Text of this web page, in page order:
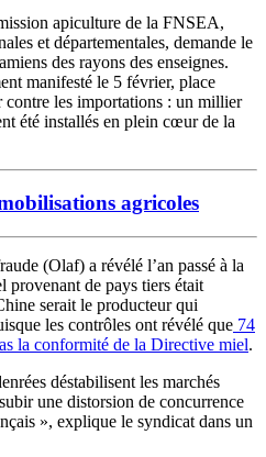
apiculture de la FNSEA,
et départementales, demande le
des rayons des enseignes.
manifesté le 5 février, place
les importations : un millier
été installés en plein cœur de la
agricoles
(Olaf) a révélé l’an passé à la
provenant de pays tiers était
serait le producteur qui
les contrôles ont révélé que 74
la conformité de la Directive miel.
déstabilisent les marchés
une distorsion de concurrence
», explique le syndicat dans un